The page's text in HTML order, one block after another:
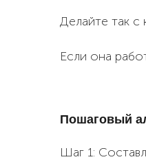
Делайте так с
Если она
Пошаговый
Шаг 1: